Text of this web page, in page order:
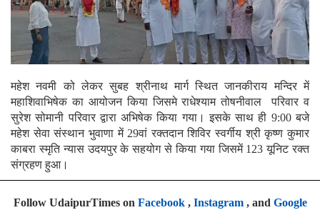
महेश नवमी को लेकर सुबह श्रीनाथ मार्ग स्थित जानकीराय मन्दिर में
महाशिवाभिषेक का आयोजन किया जिसमे राधेश्याम तोषनीवाल परिवार व
सुरेश सोमानी परिवार द्वारा अभिषेक किया गया। इसके साथ ही 9:00 बजे
महेश सेवा संस्थान भुवाणा में 29वां रक्तदान शिविर स्वर्गीय श्री कृष्ण कुमार
काबरा स्मृति न्यास उदयपुर के सहयोग से किया गया जिसमें 123 यूनिट रक्त
संग्रहण हुआ।
Follow UdaipurTimes on Facebook, Instagram, and Google